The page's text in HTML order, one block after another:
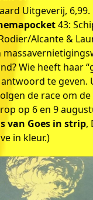
Uitgeverij, 6,99.
43:
Alcante &
Wie heeft haar
te
de race om
op 6 en 9
van Goes in strip,
in kleur.)